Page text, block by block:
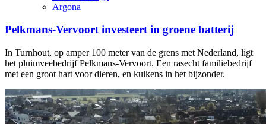
Argona
Pelkmans-Vervoort investeert in groene batterij
In Turnhout, op amper 100 meter van de grens met Nederland, ligt
het pluimveebedrijf Pelkmans-Vervoort. Een rasecht familiebedrijf
met een groot hart voor dieren, en kuikens in het bijzonder.